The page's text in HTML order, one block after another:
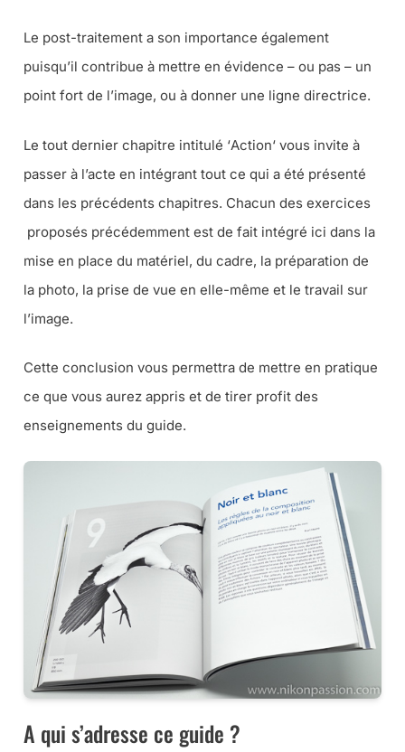
Le post-traitement a son importance également
puisqu’il contribue à mettre en évidence – ou pas – un
point fort de l’image, ou à donner une ligne directrice.
Le tout dernier chapitre intitulé ‘Action‘ vous invite à
passer à l’acte en intégrant tout ce qui a été présenté
dans les précédents chapitres. Chacun des exercices
proposés précédemment est de fait intégré ici dans la
mise en place du matériel, du cadre, la préparation de
la photo, la prise de vue en elle-même et le travail sur
l’image.
Cette conclusion vous permettra de mettre en pratique
ce que vous aurez appris et de tirer profit des
enseignements du guide.
A qui s’adresse ce guide ?